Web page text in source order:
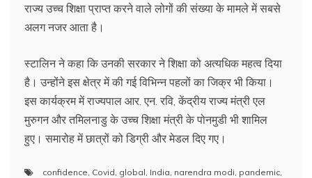
राज्य उच्च शिक्षा प्राप्त करने वाले लोगों की संख्या के मामले में सबसे
अलग नजर आता है।
स्टालिन ने कहा कि उनकी सरकार ने शिक्षा को अत्यधिक महत्व दिया
है। उन्होंने इस क्षेत्र में की गई विभिन्न पहलों का जिक्र भी किया।
इस कार्यक्रम में राज्यपाल आर. एन. रवि, केंद्रीय राज्य मंत्री एल
मुरुगन और तमिलनाडु के उच्च शिक्षा मंत्री के पोनमुडी भी शामिल
हुए। समारोह में छात्रों को डिग्री और मेडल दिए गए।
confidence Covid global India narendra modi pandemic